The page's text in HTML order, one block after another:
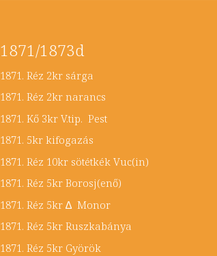
1871/1873d
1871. Réz 2kr sárga ára:
1871. Réz 2kr narancs ára:
1871. Kő 3kr V.tip. Pest ára:
1871. 5kr kifogazás ára:
1871. Réz 10kr sötétkék Vuc(in)
1871. Réz 5kr Borosj(enő)
1871. Réz 5kr ∆ Monor ára:
1871. Réz 5kr Ruszkabánya
1871. Réz 5kr Györök ára: